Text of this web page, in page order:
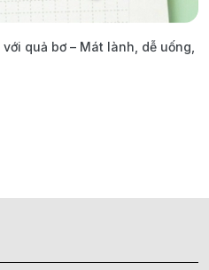
quả bơ – Mát lành, dễ uống,